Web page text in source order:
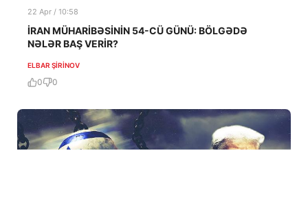
22 Apr / 10:58
İRAN MÜHARİBƏSİNİN 54-CÜ GÜNÜ: BÖLGƏDƏ
NƏLƏR BAŞ VERİR?
ELBAR ŞIRINOV
0 0